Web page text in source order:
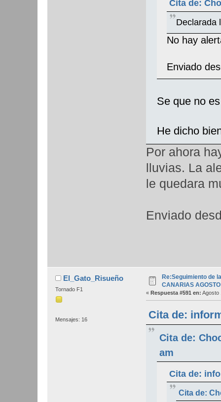
Cita de:
Declarada
No hay
Enviado
Se que no
He dicho
Por ahora
lluvias. La
le quedara
Enviado
El_Gato_Risueño
Tornado F1
Mensajes: 16
Re:Seguimiento de
CANARIAS
« Respuesta #591 en: Agosto
Cita de:
Cita de:
am
Cita de:
Cita de: